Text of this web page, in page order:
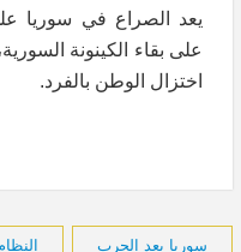
يعد الصراع في سوريا
على بقاء الكينونة
اختزال الوطن بالفرد.
سوريا بعد الحرب